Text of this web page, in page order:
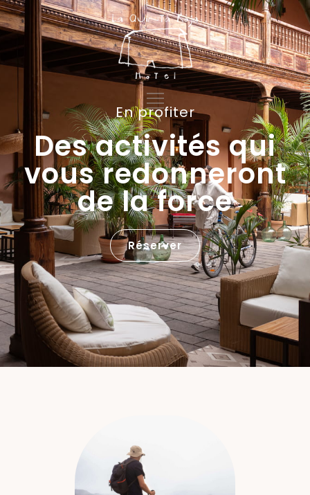
En profiter
Des activités qui
vous redonneront
de la force
Réserver